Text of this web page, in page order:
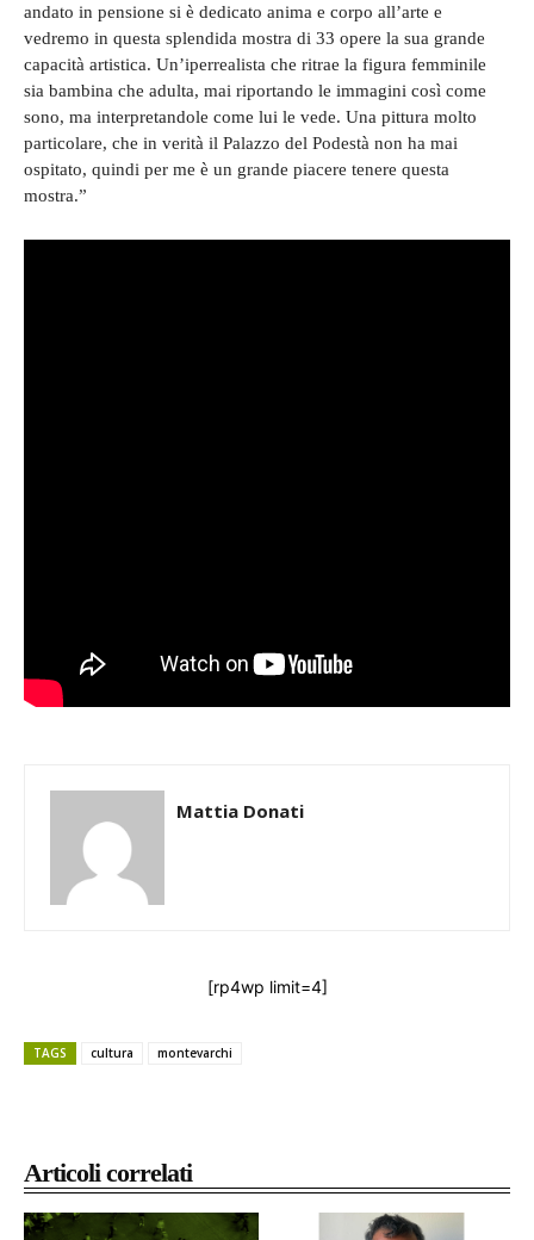
Articoli correlati
andato in pensione si è dedicato anima e corpo all’arte e
vedremo in questa splendida mostra di 33 opere la sua grande
capacità artistica. Un’iperrealista che ritrae la figura femminile
sia bambina che adulta, mai riportando le immagini così come
sono, ma interpretandole come lui le vede. Una pittura molto
particolare, che in verità il Palazzo del Podestà non ha mai
ospitato, quindi per me è un grande piacere tenere questa
mostra.”
Mattia Donati
[rp4wp limit=4]
TAGS cultura montevarchi